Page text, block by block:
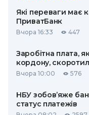
Які переваги має
ПриватБанк
Вчора 16:33 447
Заробітна плата,
кордону,
Вчора 10:00 576
НБУ зобов’яже
статус платежів